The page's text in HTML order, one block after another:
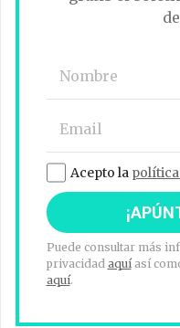
Acepto la
Puede consultar más
privacidad aquíasí
aquí.